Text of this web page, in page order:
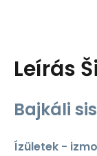
Leírás
Bajkáli
Ízületek -